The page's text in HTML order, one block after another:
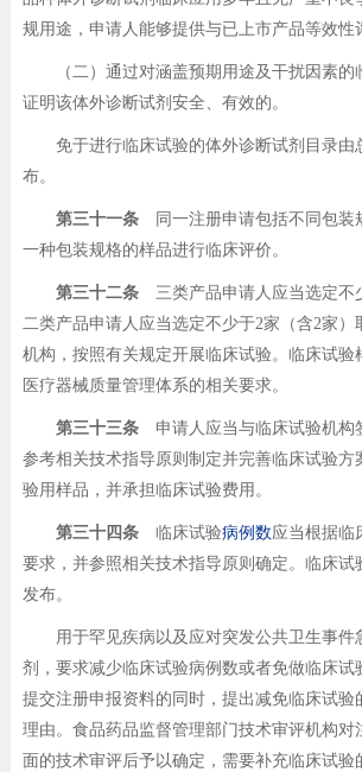
规用途，申请人能够提供与已上市产品等效性
（二）通过对涵盖预期用途及干扰因素的
证明该体外诊断试剂安全、有效的。
免于进行临床试验的体外诊断试剂目录由
布。
第三十一条同一注册申请包括不同包装
一种包装规格的样品进行临床评价。
第三十二条三类产品申请人应当选定不
二类产品申请人应当选定不少于2家（含2家）
机构，按照有关规定开展临床试验。临床试验
医疗器械质量管理体系的相关要求。
第三十三条申请人应当与临床试验机构
参考相关技术指导原则制定并完善临床试验方
验用样品，并承担临床试验费用。
第三十四条临床试验病例数应当根据临
要求，并参照相关技术指导原则确定。临床试
发布。
用于罕见疾病以及应对突发公共卫生事件
剂，要求减少临床试验病例数或者免做临床试
提交注册申报资料的同时，提出减免临床试验
理由。食品药品监督管理部门技术审评机构对
面的技术审评后予以确定，需要补充临床试验